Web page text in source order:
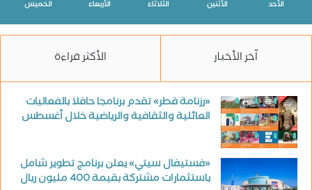
الأحد الأثنين الثلاثاء الأربعاء الخميس
آخر الأخبار الأكثر قراءة
«رزنامة قطر» تقدم برنامجا حافلا بالفعاليات
العائلية والثقافية والرياضية خلال أغسطس
«فستيفال سيتي» يعلن برنامج تطوير شامل
باستثمارات مشتركة بقيمة 400 مليون ريال